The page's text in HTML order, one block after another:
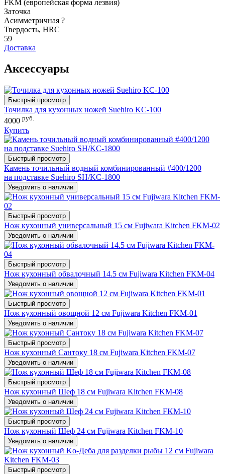
FKM (европейская форма лезвия)
Заточка
Асимметричная ?
Твердость, HRC
59
Доставка
Аксессуары
Быстрый просмотр
Точилка для кухонных ножей Suehiro KC-100
4000 руб.
Купить
Быстрый просмотр
Камень точильный водный комбинированный #400/1200
на подставке Suehiro SH/KC-1800
Уведомить о наличии
Быстрый просмотр
Нож кухонный универсальный 15 см Fujiwara Kitchen FKM-02
Уведомить о наличии
Быстрый просмотр
Нож кухонный обвалочный 14.5 см Fujiwara Kitchen FKM-04
Уведомить о наличии
Быстрый просмотр
Нож кухонный овощной 12 см Fujiwara Kitchen FKM-01
Уведомить о наличии
Быстрый просмотр
Нож кухонный Сантоку 18 см Fujiwara Kitchen FKM-07
Уведомить о наличии
Быстрый просмотр
Нож кухонный Шеф 18 см Fujiwara Kitchen FKM-08
Уведомить о наличии
Быстрый просмотр
Нож кухонный Шеф 24 см Fujiwara Kitchen FKM-10
Уведомить о наличии
Быстрый просмотр